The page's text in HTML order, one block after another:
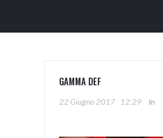
GAMMA DEF
22 Giugno 2017 12:29 In